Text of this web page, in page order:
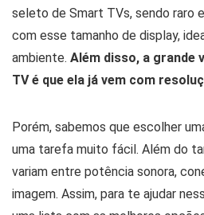
seleto de Smart TVs, sendo raro
com esse tamanho de display,
ambiente. Além disso, a grande
TV é que ela já vem com
Porém, sabemos que escolher
uma tarefa muito fácil. Além do
variam entre potência sonora,
imagem. Assim, para te ajudar